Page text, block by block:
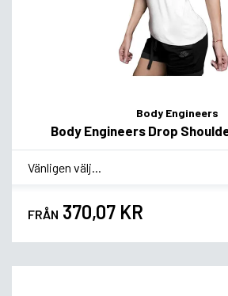
Body Engineers
Body Engineers Drop
* Smakvariant
FRÅN 370,07 KR